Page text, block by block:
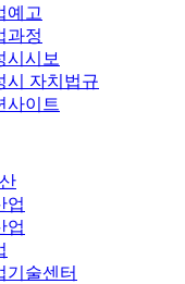
예고
과정
시시보
시 자치법규
사이트
업
업
기술센터